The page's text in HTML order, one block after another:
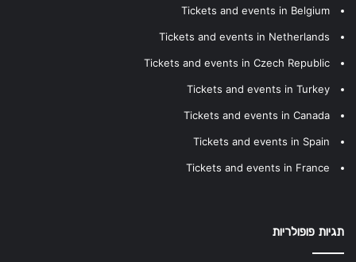
Tickets and events in Belgium
Tickets and events in Netherlands
Tickets and events in Czech Republic
Tickets and events in Turkey
Tickets and events in Canada
Tickets and events in Spain
Tickets and events in France
תגיות פופולריות